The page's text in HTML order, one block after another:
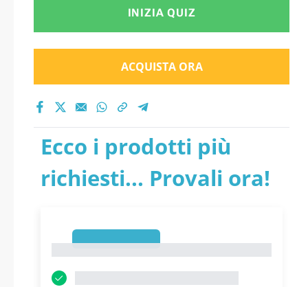
INIZIA QUIZ
ACQUISTA ORA
Ecco i prodotti più
richiesti... Provali ora!